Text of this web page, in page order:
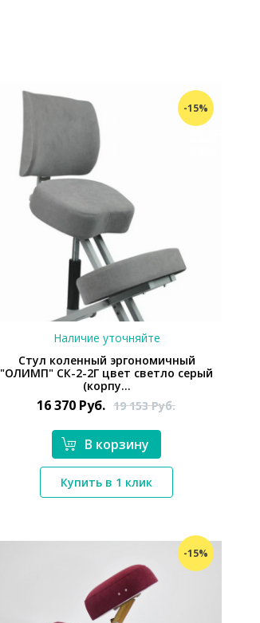
-15%
Наличие уточняйте
Стул коленный эргономичный
"ОЛИМП" СК-2-2Г цвет светло серый
(корпу...
16 370 Руб. 19 153Руб.
В корзину
Купить в 1 клик
-15%